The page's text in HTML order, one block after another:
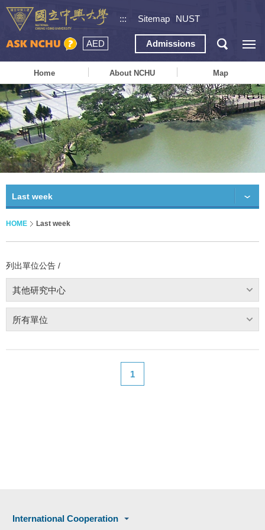
::: Sitemap NUST
AED Admissions
Home About NCHU Map
Last week
HOME Last week
列出單位公告 /
其他研究中心
所有單位
1
International Cooperation